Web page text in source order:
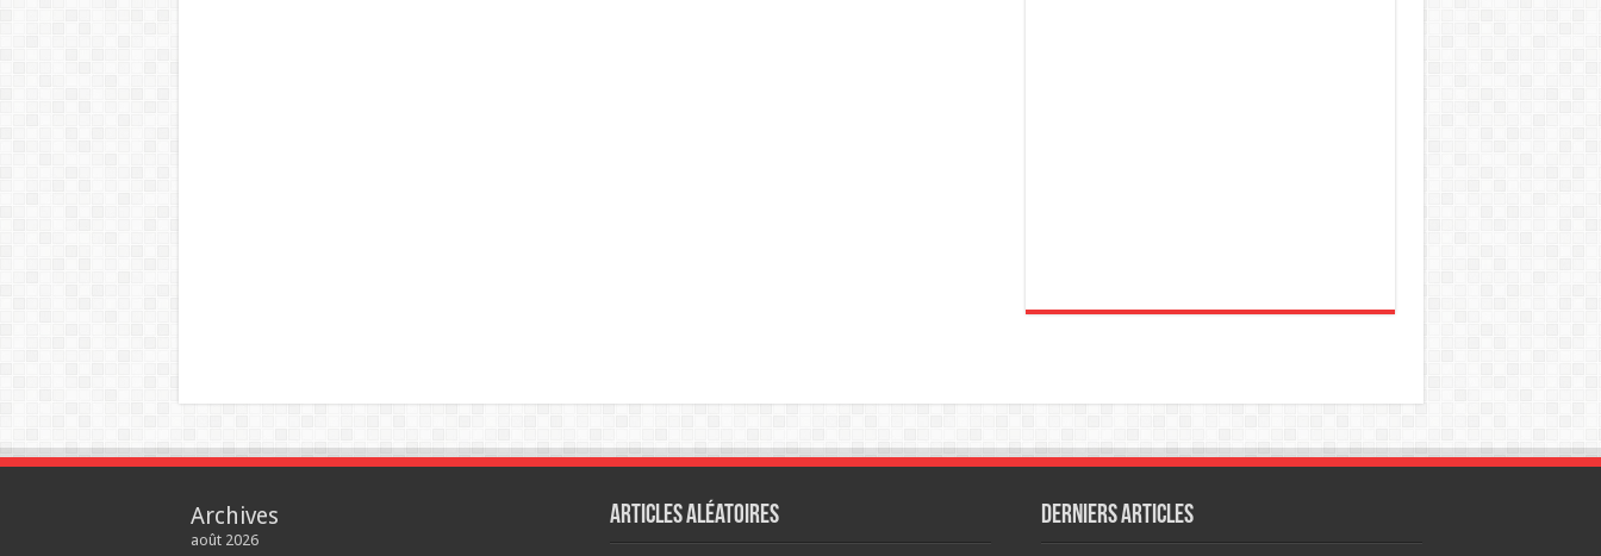
Archives
août 2026
Articles aléatoires Derniers articles